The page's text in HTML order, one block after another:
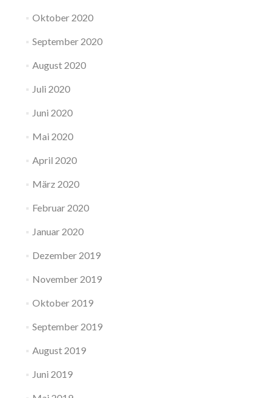
Oktober 2020
September 2020
August 2020
Juli 2020
Juni 2020
Mai 2020
April 2020
März 2020
Februar 2020
Januar 2020
Dezember 2019
November 2019
Oktober 2019
September 2019
August 2019
Juni 2019